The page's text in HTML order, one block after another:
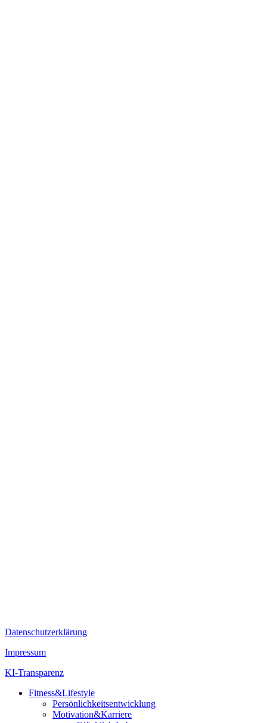
Datenschutzerklärung
Impressum
KI-Transparenz
Fitness&Lifestyle
Persönlichkeitsentwicklung
Motivation&Karriere